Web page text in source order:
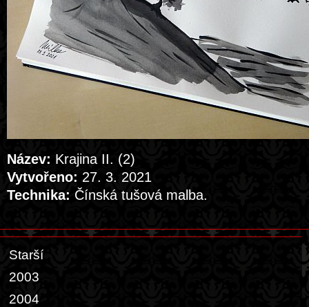
Název: Krajina II. (2)
Vytvořeno: 27. 3. 2021
Technika: Čínská tušová malba.
Starší
2003
2004